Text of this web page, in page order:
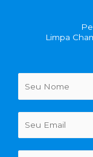
Limpa